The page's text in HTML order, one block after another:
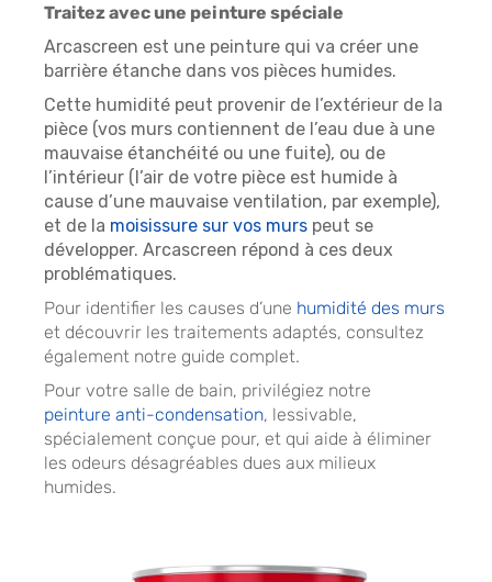
Traitez avec une peinture spéciale
Arcascreen est une peinture qui va créer une
barrière étanche dans vos pièces humides.
Cette humidité peut provenir de l’extérieur de la
pièce (vos murs contiennent de l’eau due à une
mauvaise étanchéité ou une fuite), ou de
l’intérieur (l’air de votre pièce est humide à
cause d’une mauvaise ventilation, par exemple),
et de la moisissure sur vos murs peut se
développer. Arcascreen répond à ces deux
problématiques.
Pour identifier les causes d’une humidité des murs
et découvrir les traitements adaptés, consultez
également notre guide complet.
Pour votre salle de bain, privilégiez notre
peinture anti-condensation, lessivable,
spécialement conçue pour, et qui aide à éliminer
les odeurs désagréables dues aux milieux
humides.